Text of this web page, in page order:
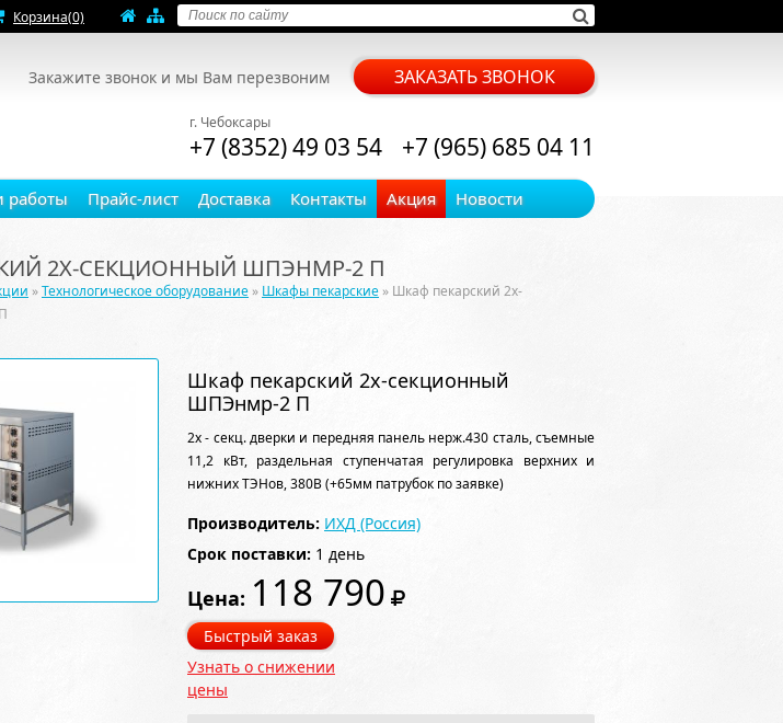
Корзина(0)
Закажите звонок и мы Вам перезвоним ЗАКАЗАТЬ ЗВОНОК
г. Чебоксары
+7 (8352) 49 03 54 +7 (965) 685 04 11
работы Прайс-лист Доставка Контакты Акция Новости
2Х-СЕКЦИОННЫЙ ШПЭНМР-2 П
»Технологическое оборудование » Шкафы пекарские » Шкаф пекарский 2х-
Шкаф пекарский 2х-секционный
ШПЭнмр-2 П
2х - секц. дверки и передняя панель нерж.430 сталь, съемные
11,2 кВт, раздельная ступенчатая регулировка верхних и
нижних ТЭНов, 380В (+65мм патрубок по заявке)
Производитель: ИХД (Россия)
Срок поставки: 1 день
Цена: 118 790
Быстрый заказ
Узнать о снижении
цены